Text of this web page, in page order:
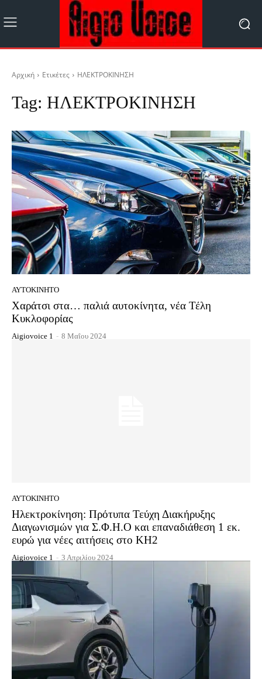
Αρχική Ετικέτες ΗΛΕΚΤΡΟΚΙΝΗΣΗ
Tag: ΗΛΕΚΤΡΟΚΙΝΗΣΗ
ΑΥΤΟΚΊΝΗΤΟ
Χαράτσι στα… παλιά αυτοκίνητα, νέα Τέλη
Κυκλοφορίας
Aigiovoice 1 - 8 Μαΐου 2024
ΑΥΤΟΚΊΝΗΤΟ
Ηλεκτροκίνηση: Πρότυπα Τεύχη Διακήρυξης
Διαγωνισμών για Σ.Φ.Η.Ο και επαναδιάθεση 1 εκ.
ευρώ για νέες αιτήσεις στο ΚΗ2
Aigiovoice 1 - 3 Απριλίου 2024